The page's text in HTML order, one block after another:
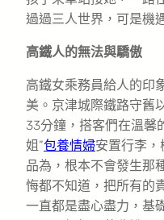
過過三人世界，可是機
高鐵人的無法與驕傲
高鐵女乘務員給人的印
美。京津城際鐵路守舊
33分鐘，搭客們在溫馨
姐”包養情婦安置行李
品為，根本不會發生那
悔都不知道，把所有的
一直都是盡心盡力，基